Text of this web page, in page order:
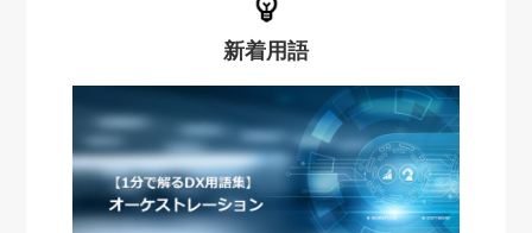
新着用語